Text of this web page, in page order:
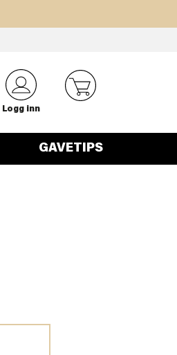
Logg inn
GAVETIPS